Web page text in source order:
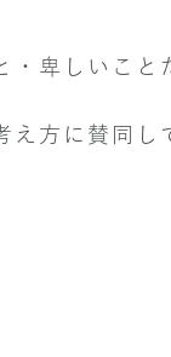
卑しいこ
方に賛同し